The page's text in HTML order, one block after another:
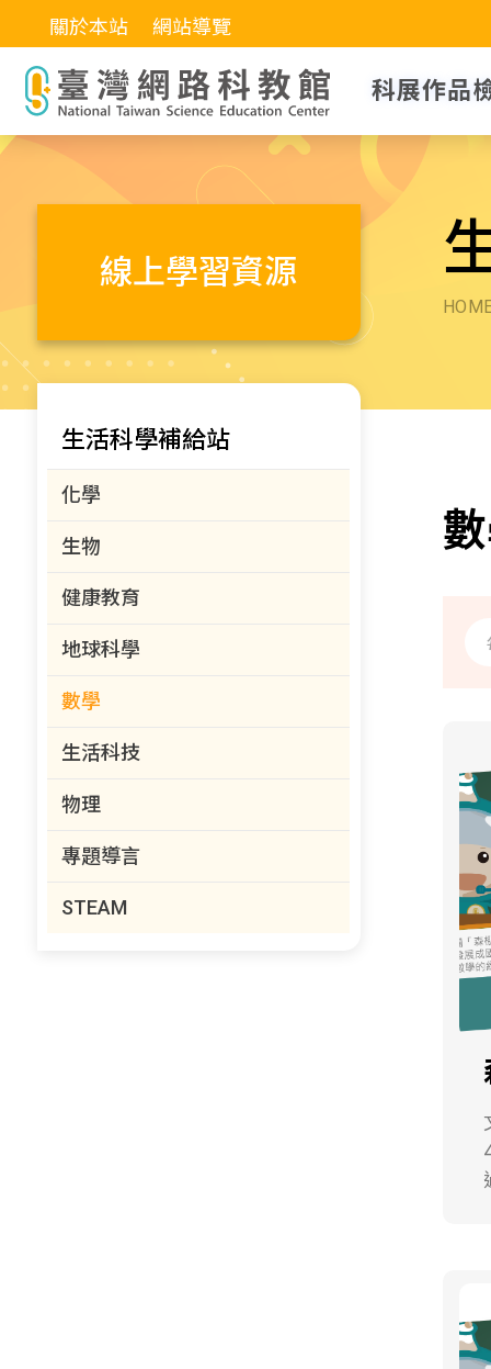
關於本站 網站導覽
科展作品
線上學習資源
生活科學補給站
化學
生物
健康教育
地球科學
數學
生活科技
物理
專題導言
STEAM
4